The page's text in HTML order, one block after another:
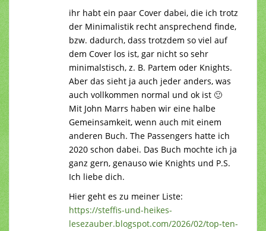
ihr habt ein paar Cover dabei, die ich trotz
der Minimalistik recht ansprechend finde,
bzw. dadurch, dass trotzdem so viel auf
dem Cover los ist, gar nicht so sehr
minimalstisch, z. B. Partem oder Knights.
Aber das sieht ja auch jeder anders, was
auch vollkommen normal und ok ist 🙂
Mit John Marrs haben wir eine halbe
Gemeinsamkeit, wenn auch mit einem
anderen Buch. The Passengers hatte ich
2020 schon dabei. Das Buch mochte ich ja
ganz gern, genauso wie Knights und P.S.
Ich liebe dich.
Hier geht es zu meiner Liste:
https://steffis-und-heikes-
lesezauber.blogspot.com/2026/02/top-ten-